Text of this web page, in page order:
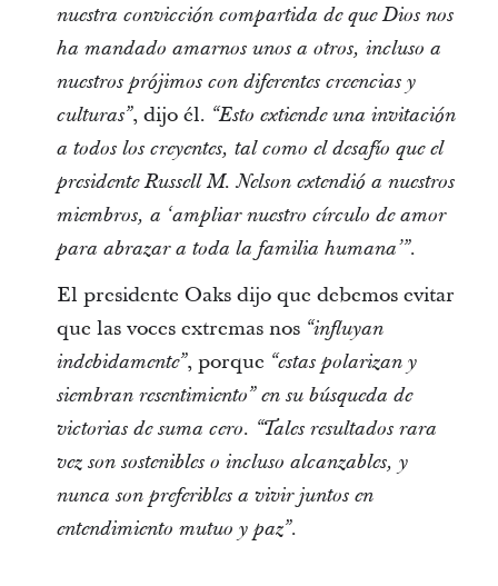
nuestra convicción compartida de que Dios nos
ha mandado amarnos unos a otros, incluso a
nuestros prójimos con diferentes creencias y
culturas”, dijo él. “Esto extiende una invitación
a todos los creyentes, tal como el desafío que el
presidente Russell M. Nelson extendió a nuestros
miembros, a ‘ampliar nuestro círculo de amor
para abrazar a toda la familia humana’”.
El presidente Oaks dijo que debemos evitar
que las voces extremas nos “influyan
indebidamente”, porque “estas polarizan y
siembran resentimiento” en su búsqueda de
victorias de suma cero. “Tales resultados rara
vez son sostenibles o incluso alcanzables, y
nunca son preferibles a vivir juntos en
entendimiento mutuo y paz”.